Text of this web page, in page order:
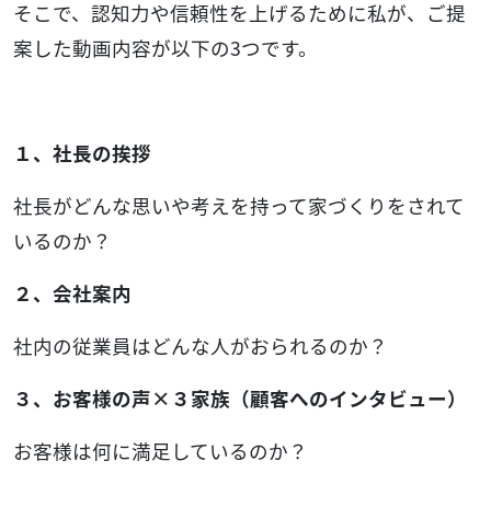
そこで、認知力や信頼性を上げるために私が、ご提
案した動画内容が以下の3つです。
１、社長の挨拶
社長がどんな思いや考えを持って家づくりをされて
いるのか？
２、会社案内
社内の従業員はどんな人がおられるのか？
３、お客様の声×３家族（顧客へのインタビュー）
お客様は何に満足しているのか？